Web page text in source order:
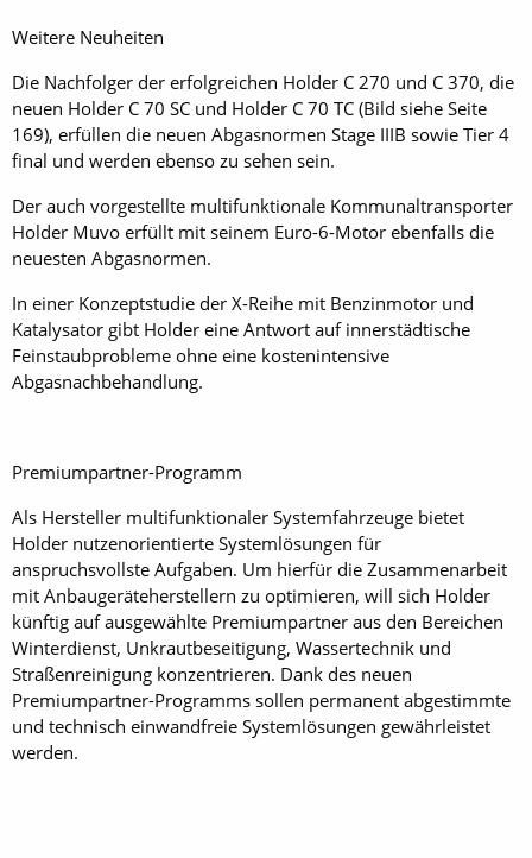
Weitere Neuheiten
Die Nachfolger der erfolgreichen Holder C 270 und C 370, die
neuen Holder C 70 SC und Holder C 70 TC (Bild siehe Seite
169), erfüllen die neuen Abgasnormen Stage IIIB sowie Tier 4
final und werden ebenso zu sehen sein.
Der auch vorgestellte multifunktionale Kommunaltransporter
Holder Muvo erfüllt mit seinem Euro-6-Motor ebenfalls die
neuesten Abgasnormen.
In einer Konzeptstudie der X-Reihe mit Benzinmotor und
Katalysator gibt Holder eine Antwort auf innerstädtische
Feinstaubprobleme ohne eine kostenintensive
Abgasnachbehandlung.
Premiumpartner-Programm
Als Hersteller multifunktionaler Systemfahrzeuge bietet
Holder nutzenorientierte Systemlösungen für
anspruchsvollste Aufgaben. Um hierfür die Zusammenarbeit
mit Anbaugeräteherstellern zu optimieren, will sich ­Holder
künftig auf ausgewählte Premiumpartner aus den Bereichen
Winterdienst, Unkrautbeseitigung, Wassertechnik und
Straßenreinigung konzentrieren. Dank des neuen
Premiumpartner-Programms sollen permanent abgestimmte
und technisch einwandfreie Systemlösungen gewährleistet
werden.